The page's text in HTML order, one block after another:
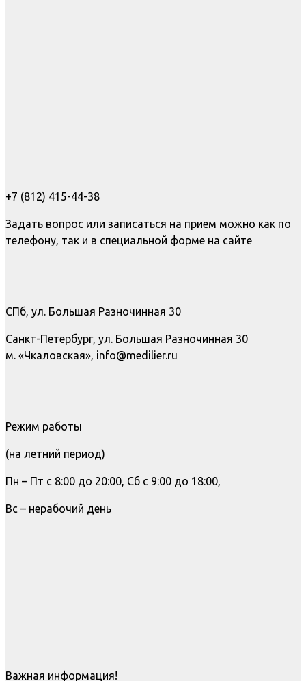
+7 (812) 415-44-38
Задать вопрос или записаться на прием можно как по
телефону, так и в специальной форме на сайте
СПб, ул. Большая Разночинная 30
Санкт-Петербург, ул. Большая Разночинная 30
м. «Чкаловская», info@medilier.ru
Режим работы
(на летний период)
Пн – Пт с 8:00 до 20:00, Сб с 9:00 до 18:00,
Вс – нерабочий день
Важная информация!